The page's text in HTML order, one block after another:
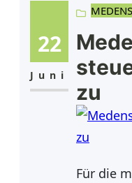
Jahren
den
Reihe
Vereine
Orsoy in
22
Juni
zu
Für die